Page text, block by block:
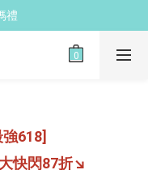
人包
禮
(金箔紫草)
618]
快閃87折↘